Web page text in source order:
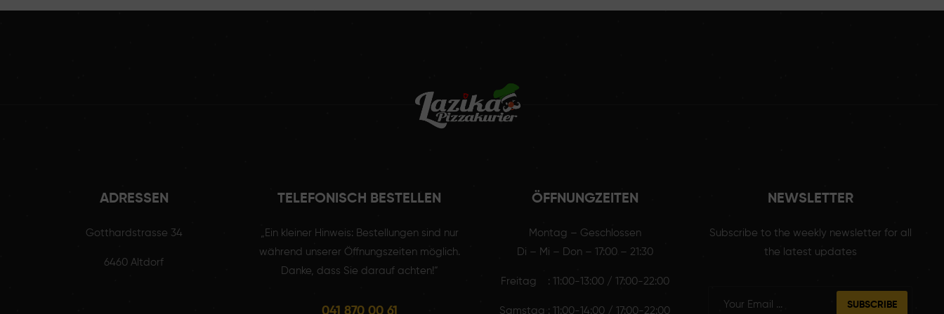
ADRESSEN
Gotthardstrasse 34
6460 Altdorf
TELEFONISCH BESTELLEN
„Ein kleiner Hinweis: Bestellungen sind nur
während unserer Öffnungszeiten möglich.
Danke, dass Sie darauf achten!“
041 870 00 61
ÖFFNUNGZEITEN
Montag – Geschlossen
Di – Mi – Don – 17:00 – 21:30
Freitag : 11:00-13:00 / 17:00-22:00
Samstag : 11:00-14:00 / 17:00-22:00
NEWSLETTER
Subscribe to the weekly newsletter for all
the latest updates
SUBSCRIBE